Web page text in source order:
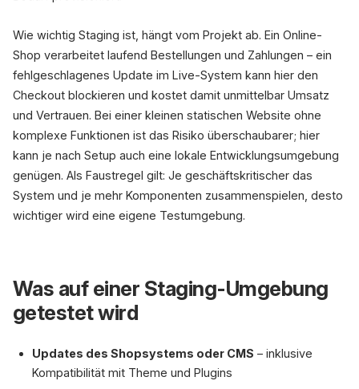
Wie wichtig Staging ist, hängt vom Projekt ab. Ein Online-
Shop verarbeitet laufend Bestellungen und Zahlungen – ein
fehlgeschlagenes Update im Live-System kann hier den
Checkout blockieren und kostet damit unmittelbar Umsatz
und Vertrauen. Bei einer kleinen statischen Website ohne
komplexe Funktionen ist das Risiko überschaubarer; hier
kann je nach Setup auch eine lokale Entwicklungsumgebung
genügen. Als Faustregel gilt: Je geschäftskritischer das
System und je mehr Komponenten zusammenspielen, desto
wichtiger wird eine eigene Testumgebung.
Was auf einer Staging-Umgebung
getestet wird
Updates des Shopsystems oder CMS – inklusive
Kompatibilität mit Theme und Plugins